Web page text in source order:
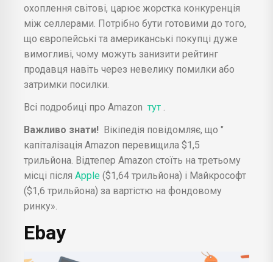
охоплення світові, царює жорстка конкуренція
між селлерами. Потрібно бути готовими до того,
що європейські та американські покупці дуже
вимогливі, чому можуть занизити рейтинг
продавця навіть через невелику помилки або
затримки посилки.
Всі подробиці про Amazon тут .
Важливо знати! Вікіпедія повідомляє, що "
капіталізація Amazon перевищила $1,5
трильйона. Відтепер Amazon стоїть на третьому
місці після Apple ($1,64 трильйона) і Майкрософт
($1,6 трильйона) за вартістю на фондовому
ринку».
Ebay